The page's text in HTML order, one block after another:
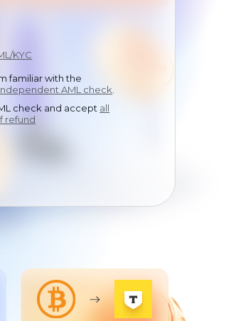
KYC
familiar with the
AML check
check and accept all
refund